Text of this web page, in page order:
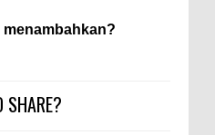
menambahkan?
SHARE?